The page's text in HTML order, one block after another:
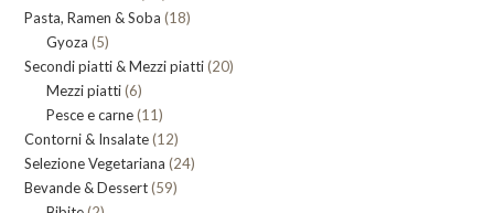
prodotti
Pasta, Ramen & Soba 1818
Gyoza 55
prodotti
Secondi piatti & Mezzi piatti 2020
Mezzi piatti 66
prodotti
Pesce e carne 1111
prodotti
Contorni & Insalate 1212
prodotti
Selezione Vegetariana 2424
Bevande & Dessert 5959